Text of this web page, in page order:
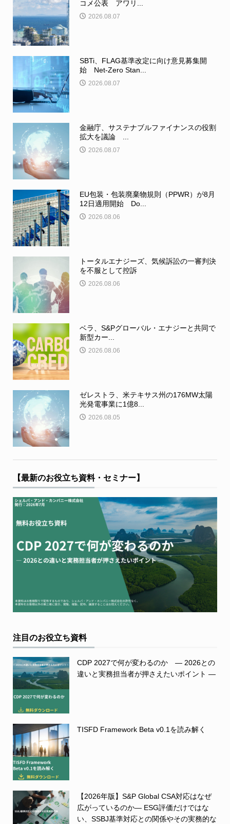
コメ公表 アワリ...
2026.08.07
SBTi、FLAG基準改定に向け意見募集開
始 Net-Zero Stan...
2026.08.07
金融庁、サステナブルファイナンスの役割
拡大を議論 ...
2026.08.07
EU包装・包装廃棄物規則（PPWR）が8月
12日適用開始 Do...
2026.08.06
トータルエナジーズ、気候訴訟の一審判決
を不服として控訴
2026.08.06
ベラ、S&Pグローバル・エナジーと共同で
新型カー...
2026.08.06
ゼレストラ、米テキサス州の176MW太陽
光発電事業に1億8...
2026.08.05
【最新のお役立ち資料・セミナー】
注目のお役立ち資料
CDP 2027で何が変わるのか ― 2026との
違いと実務担当者が押さえたいポイント ―
TISFD Framework Beta v0.1を読み解く
【2026年版】S&P Global CSA対応はなぜ
広がっているのか― ESG評価だけではな
い、SSBJ基準対応との関係やその実務的な